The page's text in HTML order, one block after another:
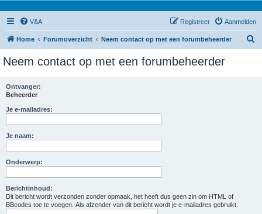
V&A Aanmelden
Registreer
Home Forumoverzicht Neem contact op met een forumbeheerder
Neem contact op met een forumbeheerder
Ontvanger:
Beheerder
Je e-mailadres:
Je naam:
Onderwerp:
Berichtinhoud:
Dit bericht wordt verzonden zonder opmaak, het heeft dus geen zin om HTML of
BBcodes toe te voegen. Als afzender van dit bericht wordt je e-mailadres gebruikt.